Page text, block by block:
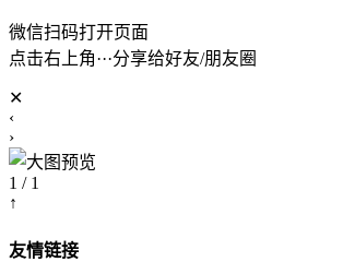
微信扫码打开页面
点击右上角···分享给好友/朋友圈
✕
‹
›
1 / 1
↑
友情链接